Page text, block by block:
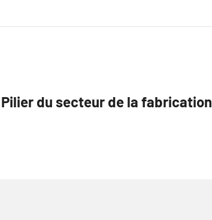
du secteur de la fabrication